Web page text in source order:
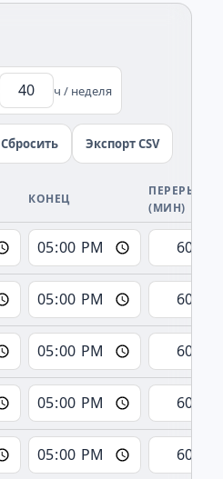
ч / неделя
Сбросить Экспорт CSV
КОНЕЦ
ПЕРЕРЫВ
(МИН)